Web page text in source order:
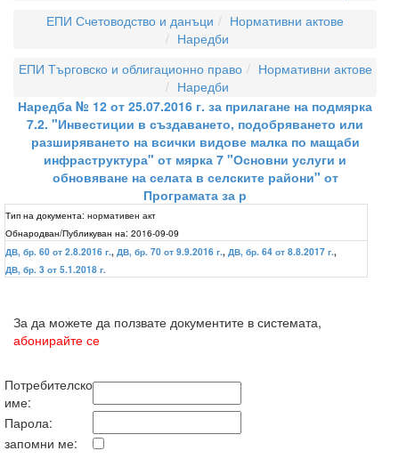
ЕПИ Счетоводство и данъци
Нормативни актове
Наредби
ЕПИ Търговско и облигационно право
Нормативни актове
Наредби
Наредба № 12 от 25.07.2016 г. за прилагане на подмярка
7.2. "Инвестиции в създаването, подобряването или
разширяването на всички видове малка по мащаби
инфраструктура" от мярка 7 "Основни услуги и
обновяване на селата в селските райони" от
Програмата за р
Тип на документа: нормативен акт
Обнародван/Публикуван на: 2016-09-09
ДВ, бр. 60 от 2.8.2016 г., ДВ, бр. 70 от 9.9.2016 г., ДВ, бр. 64 от 8.8.2017 г.,
ДВ, бр. 3 от 5.1.2018 г.
За да можете да ползвате документите в системата,
абонирайте се
Потребителско
име:
Парола:
запомни ме: